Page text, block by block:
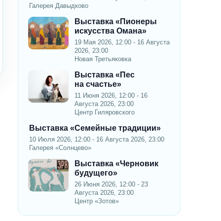
Галерея Давыдково
Выставка «Пионеры
искусства Омана»
19 Мая 2026, 12:00 - 16 Августа
2026, 23:00
Новая Третьяковка
Выставка «Пес
на счастье»
11 Июня 2026, 12:00 - 16
Августа 2026, 23:00
Центр Гиляровского
Выставка «Семейные традиции»
10 Июля 2026, 12:00 - 16 Августа 2026, 23:00
Галерея «Солнцево»
Выставка «Черновик
будущего»
26 Июня 2026, 12:00 - 23
Августа 2026, 23:00
Центр «Зотов»